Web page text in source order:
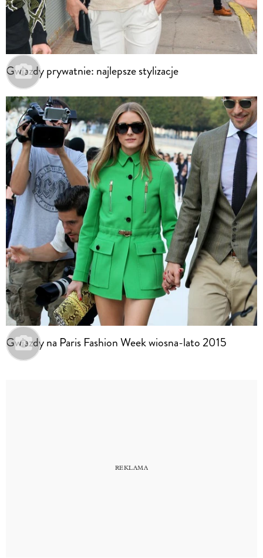
Gwiazdy prywatnie: najlepsze stylizacje
Gwiazdy na Paris Fashion Week wiosna-lato 2015